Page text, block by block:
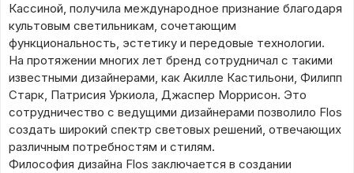
Кассиной, получила международное признание благодаря
культовым светильникам, сочетающим
функциональность, эстетику и передовые технологии.
На протяжении многих лет бренд сотрудничал с такими
известными дизайнерами, как Акилле Кастильони, Филипп
Старк, Патрисия Уркиола, Джаспер Моррисон. Это
сотрудничество с ведущими дизайнерами позволило Flos
создать широкий спектр световых решений, отвечающих
различным потребностям и стилям.
Философия дизайна Flos заключается в создании